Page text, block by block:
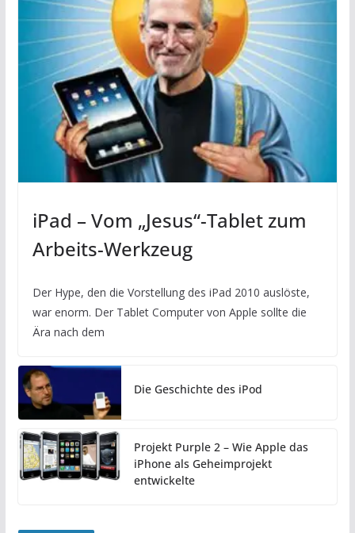
iPad – Vom „Jesus“-Tablet zum
Arbeits-Werkzeug
Der Hype, den die Vorstellung des iPad 2010 auslöste,
war enorm. Der Tablet Computer von Apple sollte die
Ära nach dem
Die Geschichte des iPod
Projekt Purple 2 – Wie Apple das
iPhone als Geheimprojekt
entwickelte